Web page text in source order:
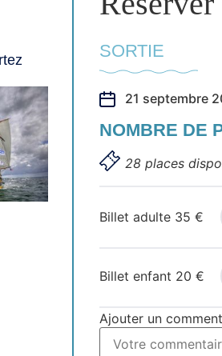
SORTIE
21 septembre
NOMBRE DE
28 places
Billet adulte 35 €
Billet enfant 20 €
Ajouter un